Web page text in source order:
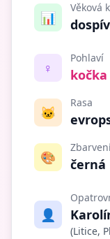
📊
Věková
♀️
Pohlaví
kočka
🐱
Rasa
🎨 černá
👤
(Litice,